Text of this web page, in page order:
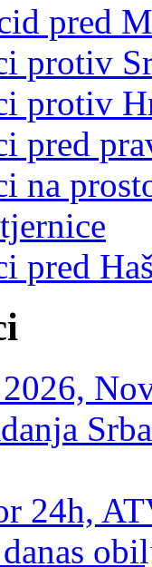
pred
protiv
protiv
pred
na
pred
24h,